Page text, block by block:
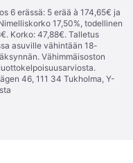
6 erässä: 5 erää à 174,65€ ja
17,50%, todellinen
Korko: 47,88€. Talletus
asuville vähintään 18-
Vähimmäisoston
46, 111 34 Tukholma, Y-